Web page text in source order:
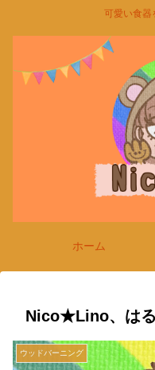
可愛い食器
ホーム
Nico★Lino、は
ウッドバーニング